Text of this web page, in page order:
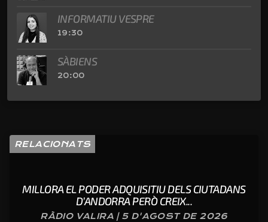
INFORMATIU VESPRE
19:30
SÀBIENS
20:00
RELACIONATS
MILLORA EL PODER ADQUISITIU DELS CIUTADANS
D’ANDORRA PERÒ CREIX...
RÀDIO VALIRA | 5 D'AGOST DE 2026